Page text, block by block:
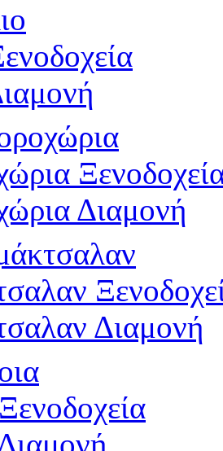
Διαμονή
Διαμονή